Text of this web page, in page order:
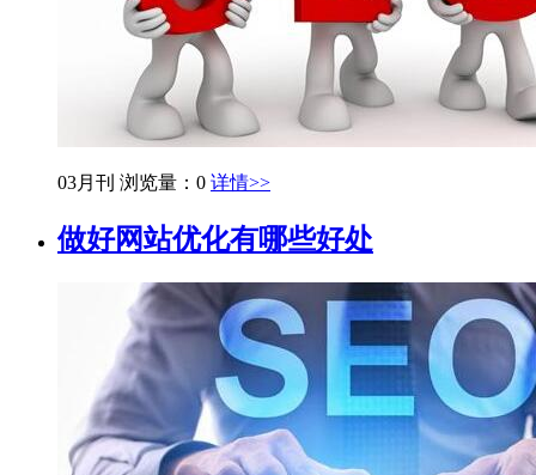
03月刊 浏览量：0 详情>>
做好网站优化有哪些好处